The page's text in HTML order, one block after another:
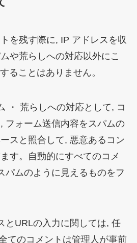
を残す際に, IP アドレスを収
や荒らしへの対応以外にこ
ることはありません。
・ 荒らしへの対応として, コ
フォーム送信内容をスパムの
スと照合して, 悪意あるコン
す。自動的にすべてのコメ
パムのように見えるものをフ
とURLの入力に関しては, 任
てのコメントは管理人が事前